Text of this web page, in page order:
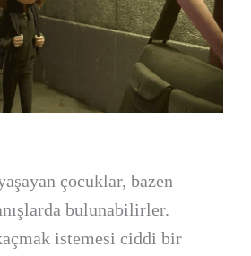
çocuklar, bazen
bulunabilirler.
istemesi ciddi bir